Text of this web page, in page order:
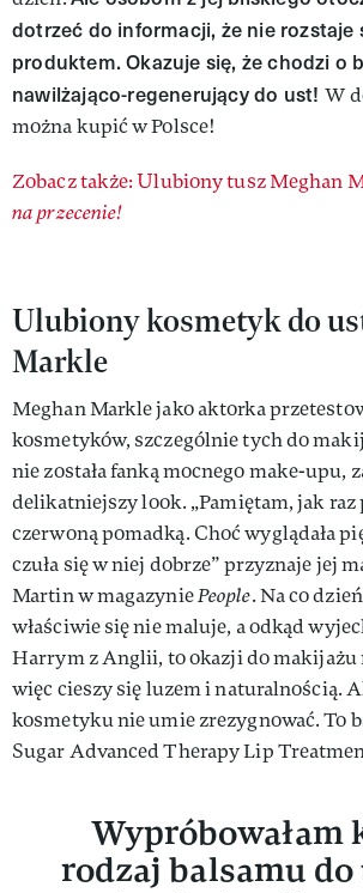
dotrzeć do informacji, że nie rozstaje
produktem. Okazuje się, że chodzi o
nawilżająco-regenerujący do ust! W
można kupić w Polsce!
Zobacz także: Ulubiony tusz Meghan
na przecenie!
Ulubiony kosmetyk do
Markle
Meghan Markle jako aktorka
kosmetyków, szczególnie tych do
nie została fanką mocnego make-upu,
delikatniejszy look. „Pamiętam, jak raz
czerwoną pomadką. Choć wyglądała
czuła się w niej dobrze” przyznaje jej
Martin w magazyniePeople. Na co
właściwie się nie maluje, a odkąd
Harrym z Anglii, to okazji do makijażu
więc cieszy się luzem i naturalnością.
kosmetyku nie umie zrezygnować. To
Sugar Advanced Therapy Lip
Wypróbowałam
rodzaj balsamu do